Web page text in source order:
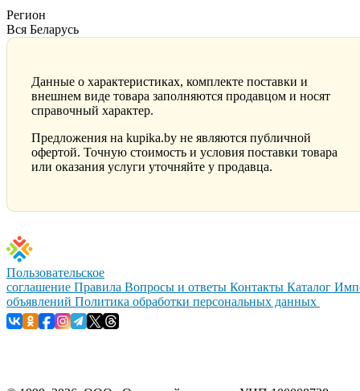
Регион
Вся Беларусь
Данные о характеристиках, комплекте поставки и
внешнем виде товара заполняются продавцом и носят
справочный характер.
Предложения на kupika.by не являются публичной
офертой. Точную стоимость и условия поставки товара
или оказания услуги уточняйте у продавца.
Пользовательское
соглашение Правила Вопросы и ответы Контакты Каталог
объявлений Политика обработки персональных данных